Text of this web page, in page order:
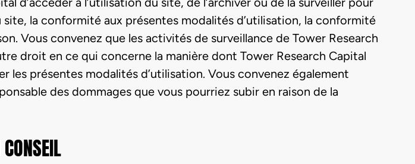
la conformité aux présentes modalités d’utilisation, la conformité
Vous convenez que les activités de surveillance de Tower Research
droit en ce qui concerne la manière dont Tower Research Capital
les présentes modalités d’utilisation. Vous convenez également
des dommages que vous pourriez subir en raison de la